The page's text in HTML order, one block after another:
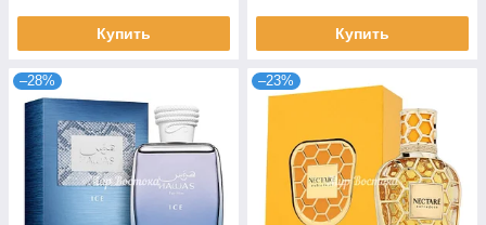
Купить Купить
–28% –23%